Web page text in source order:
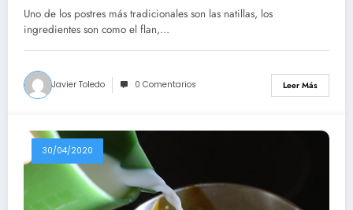
Uno de los postres más tradicionales son las natillas, los
ingredientes son como el flan,…
Javier Toledo 0 Comentarios Leer Más
30/04/2020